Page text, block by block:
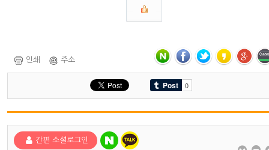
인쇄 주소
간편 소셜로그인